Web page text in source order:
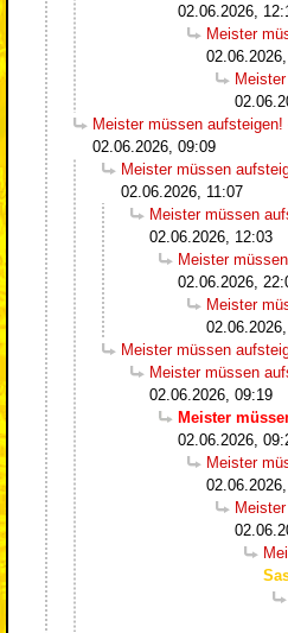
02.06.2026,
Meister
Meister müssen aufsteigen!
02.06.2026, 09:09
Meister müssen
02.06.2026, 11:07
Meister müssen
02.06.2026, 12:03
Meister
02.06.2026,
Meister
Meister müssen
Meister müssen
02.06.2026, 09:19
Meister
02.06.2026,
Meister